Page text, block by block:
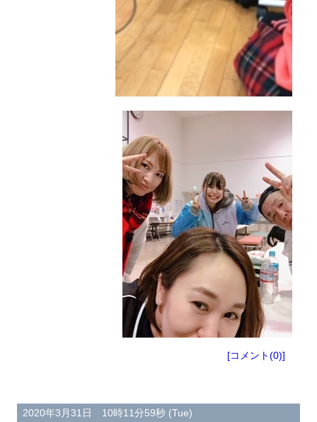
[コメント(0)]
2020年3月31日 10時11分59秒 (Tue)